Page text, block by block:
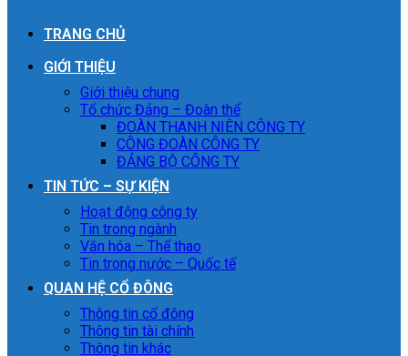
TRANG CHỦ
GIỚI THIỆU
Giới thiệu chung
Tổ chức Đảng – Đoàn thể
ĐOÀN THANH NIÊN CÔNG TY
CÔNG ĐOÀN CÔNG TY
ĐẢNG BỘ CÔNG TY
TIN TỨC – SỰ KIỆN
Hoạt động công ty
Tin trong ngành
Văn hóa – Thể thao
Tin trong nước – Quốc tế
QUAN HỆ CỔ ĐÔNG
Thông tin cổ đông
Thông tin tài chính
Thông tin khác